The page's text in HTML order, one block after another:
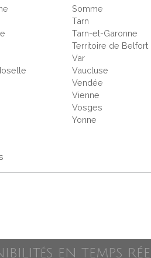
EN TEMPS RÉEL
Somme
Tarn
Tarn-et-Garonne
Territoire de Belfort
Var
Vaucluse
Vendée
Vienne
Vosges
Yonne